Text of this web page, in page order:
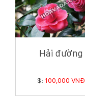
Hải đường
$: 100,000 VNĐ